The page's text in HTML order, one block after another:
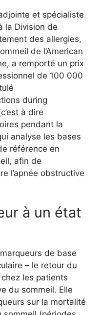
et spécialiste
la Division de
des allergies,
de l’American
a remporté un prix
de 100 000
during
à dire
pendant la
analyse les bases
référence en
afin de
l’apnée obstructive
à un état
de base
– le retour du
les patients
du sommeil. Elle
sur la mortalité